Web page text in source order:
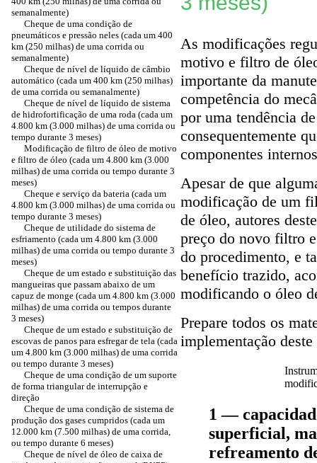
semanalmente)
Cheque de uma condição de
pneumáticos e pressão neles (cada um 400
km (250 milhas) de uma corrida ou
semanalmente)
Cheque de nível de líquido de câmbio
automático (cada um 400 km (250 milhas)
de uma corrida ou semanalmente)
Cheque de nível de líquido de sistema
de hidrofortificação de uma roda (cada um
4.800 km (3.000 milhas) de uma corrida ou
tempo durante 3 meses)
Modificação de filtro de óleo de motivo
e filtro de óleo (cada um 4.800 km (3.000
milhas) de uma corrida ou tempo durante 3
meses)
Cheque e serviço da bateria (cada um
4.800 km (3.000 milhas) de uma corrida ou
tempo durante 3 meses)
Cheque de utilidade do sistema de
esfriamento (cada um 4.800 km (3.000
milhas) de uma corrida ou tempo durante 3
meses)
Cheque de um estado e substituição das
mangueiras que passam abaixo de um
capuz de monge (cada um 4.800 km (3.000
milhas) de uma corrida ou tempos durante
3 meses)
Cheque de um estado e substituição de
escovas de panos para esfregar de tela (cada
um 4.800 km (3.000 milhas) de uma corrida
ou tempo durante 3 meses)
Cheque de uma condição de um suporte
de forma triangular de interrupção e
direção
Cheque de uma condição de sistema de
produção dos gases cumpridos (cada um
12.000 km (7.500 milhas) de uma corrida,
ou tempo durante 6 meses)
Cheque de nível de óleo de caixa de
As modificações
motivo e filtro de
importante da
competência do
por uma tendência
consequentemente
componentes
Apesar de que
modificação de um
de óleo, autores
preço do novo filtro
do procedimento, e
benefício trazido,
modificando o óleo
Prepare todos os
implementação
1 —
superficial,
refreamento